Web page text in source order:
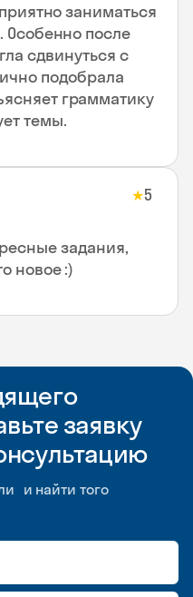
заниматься
Особенно после
сдвинуться с
подобрала
грамматику
темы.
★5
задания,
новое :)
заявку
и найти того